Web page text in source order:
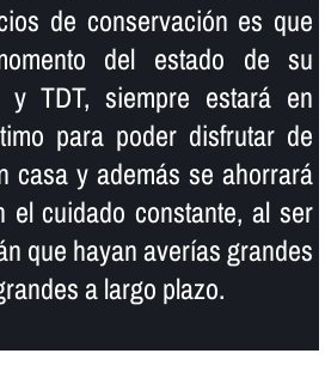
de conservación es que
del estado de su
TDT, siempre estará en
para poder disfrutar de
casa y además se ahorrará
el cuidado constante, al ser
que hayan averí­as grandes
a largo plazo.